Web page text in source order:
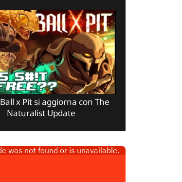
Ball x Pit si aggiorna con The
Naturalist Update